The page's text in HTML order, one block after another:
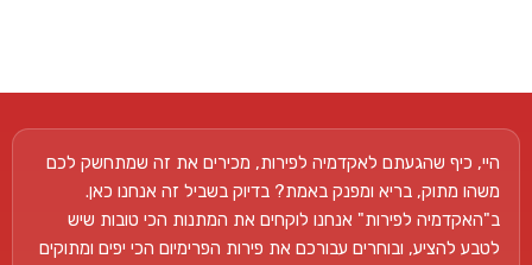
היי, כיף שהגעתם לאקדמיה לפירות, מכירים את זה שמתחשק לכם
משהו מתוק, בריא ומפנק באמת? בדיוק בשביל זה אנחנו כאן.
ב"האקדמיה לפירות" אנחנו לוקחים את המתנות הכי טובות שיש
לטבע להציע, ובוחרים עבורכם את פירות הפרימיום הכי יפים ומתוקים